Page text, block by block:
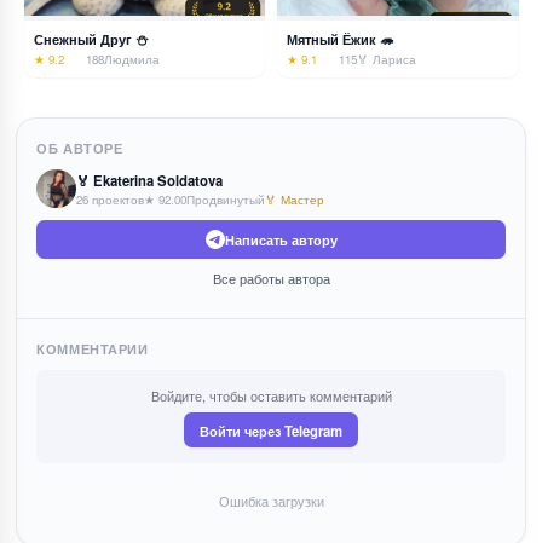
Снежный Друг ⛄
★ 9.2 188Людмила
Мятный Ёжик 🦔
★ 9.1 115🏅 Лариса
ОБ АВТОРЕ
🏅 Ekaterina Soldatova
26 проектов★ 92.00Продвинутый🏅 Мастер
Написать автору
Все работы автора
КОММЕНТАРИИ
Войдите, чтобы оставить комментарий
Войти через Telegram
Ошибка загрузки